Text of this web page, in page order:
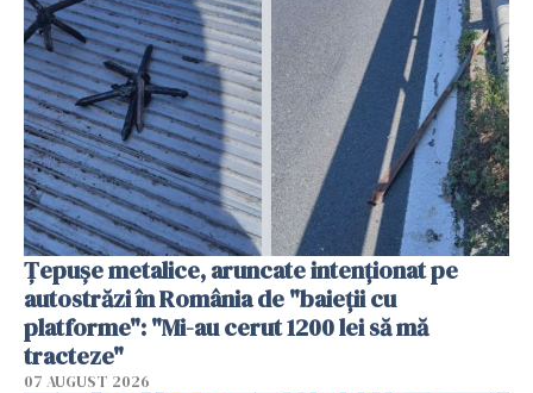
Țepușe metalice, aruncate intenționat pe
autostrăzi în România de "baieții cu
platforme": "Mi-au cerut 1200 lei să mă
tracteze"
07 AUGUST 2026